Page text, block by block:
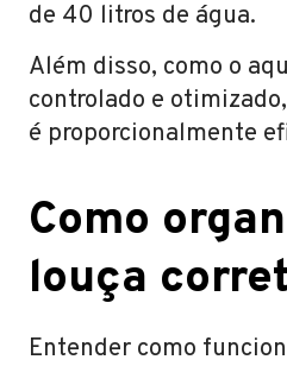
de 40 litros de água.
Além disso, como o
controlado e
é proporcionalmente
Como
louça
Entender como